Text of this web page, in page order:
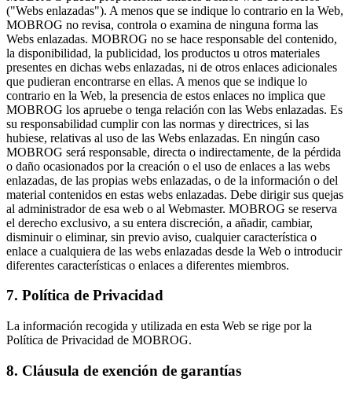
("Webs enlazadas"). A menos que se indique lo contrario en la Web,
MOBROG no revisa, controla o examina de ninguna forma las
Webs enlazadas. MOBROG no se hace responsable del contenido,
la disponibilidad, la publicidad, los productos u otros materiales
presentes en dichas webs enlazadas, ni de otros enlaces adicionales
que pudieran encontrarse en ellas. A menos que se indique lo
contrario en la Web, la presencia de estos enlaces no implica que
MOBROG los apruebe o tenga relación con las Webs enlazadas. Es
su responsabilidad cumplir con las normas y directrices, si las
hubiese, relativas al uso de las Webs enlazadas. En ningún caso
MOBROG será responsable, directa o indirectamente, de la pérdida
o daño ocasionados por la creación o el uso de enlaces a las webs
enlazadas, de las propias webs enlazadas, o de la información o del
material contenidos en estas webs enlazadas. Debe dirigir sus quejas
al administrador de esa web o al Webmaster. MOBROG se reserva
el derecho exclusivo, a su entera discreción, a añadir, cambiar,
disminuir o eliminar, sin previo aviso, cualquier característica o
enlace a cualquiera de las webs enlazadas desde la Web o introducir
diferentes características o enlaces a diferentes miembros.
7. Política de Privacidad
La información recogida y utilizada en esta Web se rige por la
Política de Privacidad de MOBROG.
8. Cláusula de exención de garantías